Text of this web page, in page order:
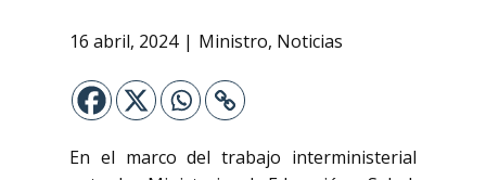
16 abril, 2024 Ministro, Noticias
En el marco del trabajo interministerial